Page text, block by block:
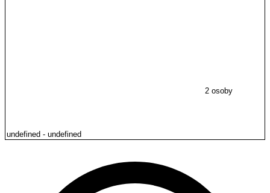
2 osoby